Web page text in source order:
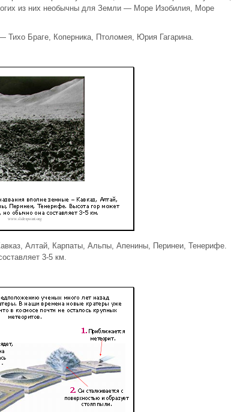
из них необычны для Земли — Море Изобилия, Море
Браге, Коперника, Птоломея, Юрия Гагарина.
Алтай, Карпаты, Альпы, Апенины, Перинеи, Тенерифе.
3-5 км.